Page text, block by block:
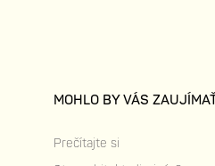
MOHLO BY VÁS
Prečítajte si